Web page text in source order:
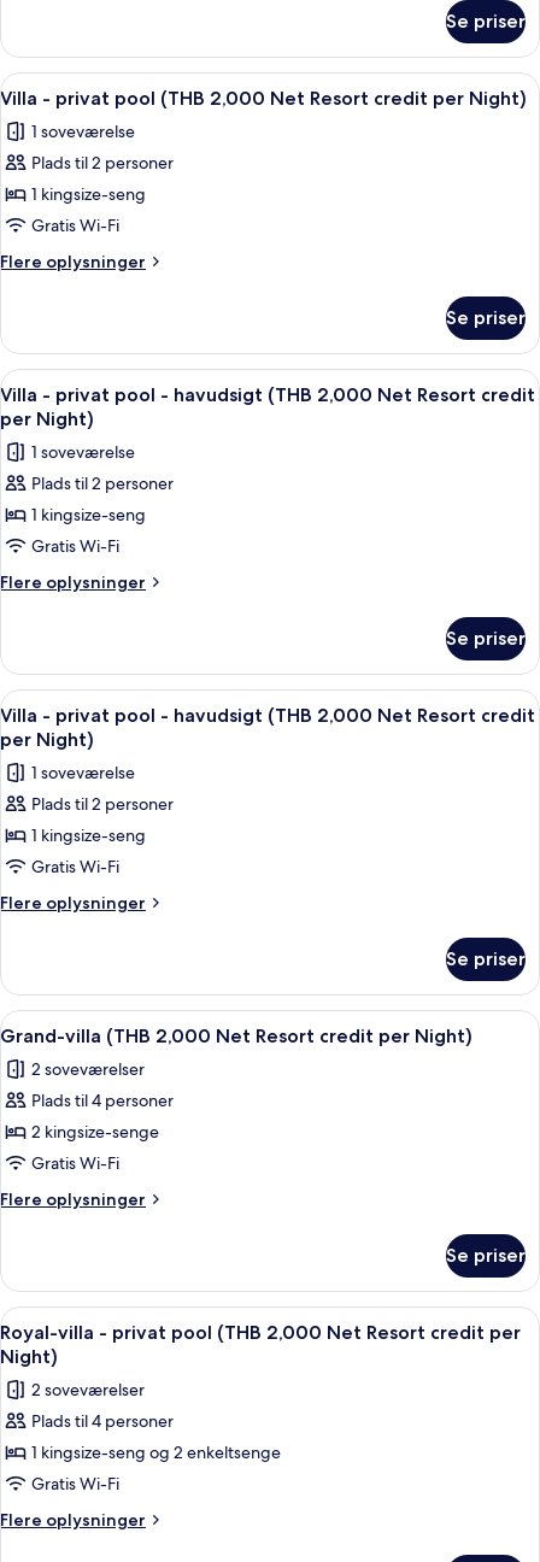
Net
Resort
credit
per
Night)
-
havudsigt
(THB
Net
Resort
per
Night)
Se priser
Indlæs
alle
billeder
af
Villa
-
privat
pool
2,000
Net
Resort
credit
per
Night)
Minibar, pengeskab på værelset,
6
Villa - privat pool (THB 2,000 Net Resort credit per Night)
1 soveværelse
Plads til 2 personer
1 kingsize-seng
Gratis Wi-Fi
Flere oplysninger
Flere
-
privat
pool
(THB
2,000
Net
Resort
per
Night)
Se priser
Indlæs
alle
billeder
af
Villa
-
privat
pool
(THB
2,000
Net
Resort
credit
per
Night)
5
Villa - privat pool - havudsigt (THB 2,000 Net Resort credit
per Night)
1 soveværelse
Plads til 2 personer
1 kingsize-seng
Gratis Wi-Fi
Flere oplysninger
Flere
-
privat
pool
-
havudsigt
(THB
2,000
Resort
credit
Night)
Se priser
Indlæs
alle
billeder
af
Villa
-
privat
pool
(THB
2,000
Net
Resort
credit
per
Night)
5
Villa - privat pool - havudsigt (THB 2,000 Net Resort credit
per Night)
1 soveværelse
Plads til 2 personer
1 kingsize-seng
Gratis Wi-Fi
Flere oplysninger
Flere
-
privat
pool
havudsigt
(THB
Net
Resort
per
Se priser
Indlæs
alle
billeder
af
Grand-
villa
(THB
2,000
Resort
credit
per
Night)
7
Grand-villa (THB 2,000 Net Resort credit per Night)
2 soveværelser
Plads til 4 personer
2 kingsize-senge
Gratis Wi-Fi
Flere oplysninger
Flere
villa
(THB
2,000
Net
Resort
credit
per
Se priser
Indlæs
alle
billeder
af
Royal-
villa
-
privat
7
Royal-villa - privat pool (THB 2,000 Net Resort credit per
Night)
2 soveværelser
Plads til 4 personer
1 kingsize-seng og 2 enkeltsenge
Gratis Wi-Fi
Flere oplysninger
Flere